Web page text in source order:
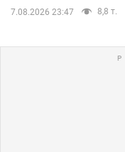
7.08.2026 23:47 8,8 т.